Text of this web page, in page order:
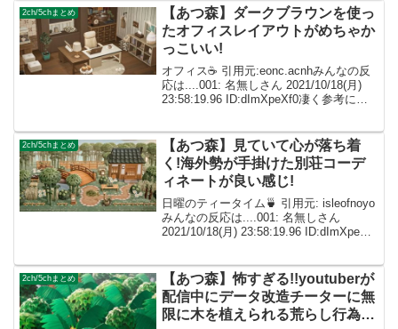
554:...
2ch/5chまとめ
【あつ森】ダークブラウンを使っ
たオフィスレイアウトがめちゃか
っこいい!
オフィス☕️ 引用元:eonc.acnhみんなの反
応は....001: 名無しさん 2021/10/18(月)
23:58:19.96 ID:dImXpeXf0凄く参考にな
2ch/5chまとめ
【あつ森】見ていて心が落ち着
く!海外勢が手掛けた別荘コーデ
ィネートが良い感じ!
日曜のティータイム🍵 引用元: isleofnoyo
みんなの反応は....001: 名無しさん
2021/10/18(月) 23:58:19.96 ID:dImXpeXf0
2ch/5chまとめ
【あつ森】怖すぎる!!youtuberが
配信中にデータ改造チーターに無
限に木を植えられる荒らし行為が